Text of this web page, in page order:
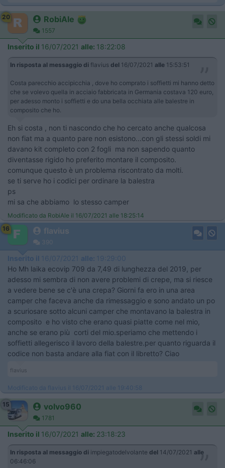
20 RobiAle
1557
Inserito il 16/07/2021 alle: 18:22:08
In risposta al messaggio di flavius del 16/07/2021 alle 15:53:51
Costa parecchio accipicchia , dove ho comprato i soffietti mi hanno detto
che se volevo quella in acciaio fabbricata in Germania costava 120 euro,
per adesso monto i soffietti e do una bella occhiata alle balestre in
composito che ho.
Eh si costa , non ti nascondo che ho cercato anche qualcosa
non fiat ma a quanto pare non esistono...con gli stessi soldi mi
davano kit completo con 2 fogli ma non sapendo quanto
diventasse rigido ho preferito montare il composito.
comunque questo è un problema riscontrato da molti.
se ti serve ho i codici per ordinare la balestra
ps
mi sa che abbiamo lo stesso camper
Modificato da RobiAle il 16/07/2021 alle 18:25:14
16
flavius
390
Inserito il 16/07/2021 alle: 19:29:00
Ho Mh laika ecovip 709 da 7,49 di lunghezza del 2019, per
adesso mi sembra di non avere problemi di crepe, ma si riesce
a vedere bene se c'è una crepa? Giorni fa ero in una area
camper che faceva anche da rimessaggio e sono andato un po
a scuriosare sotto alcuni camper che montavano la balestra in
composito e ho visto che erano quasi piatte come nel mio,
anche se erano più corti del mio.speriamo che mettendo i
soffietti allegerisco il lavoro della balestre.per quanto riguarda il
codice non basta andare alla fiat con il libretto? Ciao
flavius
Modificato da flavius il 16/07/2021 alle 19:40:58
15 volvo960
1781
Inserito il 16/07/2021 alle: 23:18:23
In risposta al messaggio di impiegatodelvolante del 14/07/2021 alle
06:46:06